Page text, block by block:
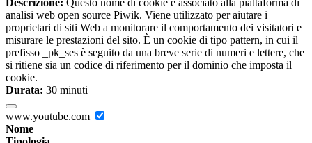
Descrizione: Questo nome di cookie è associato alla piattaforma di
analisi web open source Piwik. Viene utilizzato per aiutare i
proprietari di siti Web a monitorare il comportamento dei visitatori e
misurare le prestazioni del sito. È un cookie di tipo pattern, in cui il
prefisso _pk_ses è seguito da una breve serie di numeri e lettere, che
si ritiene sia un codice di riferimento per il dominio che imposta il
cookie.
Durata: 30 minuti
www.youtube.com
Nome